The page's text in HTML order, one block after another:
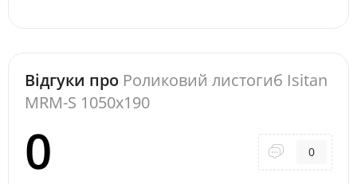
Відгуки про Роликовий листогиб Isitan
MRM-S 1050x190
0 0